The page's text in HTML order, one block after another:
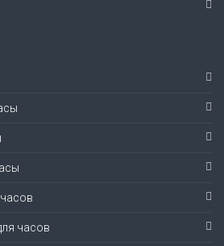
часов